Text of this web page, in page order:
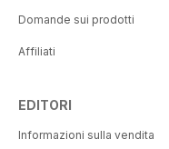
Domande sui prodotti
Affiliati
EDITORI
Informazioni sulla vendita